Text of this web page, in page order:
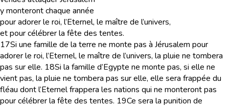
y monteront chaque année
pour adorer le roi, l’Eternel, le maître de l’univers,
et pour célébrer la fête des tentes.
17Si une famille de la terre ne monte pas à Jérusalem pour
adorer le roi, l’Eternel, le maître de l’univers, la pluie ne tombera
pas sur elle. 18Si la famille d’Egypte ne monte pas, si elle ne
vient pas, la pluie ne tombera pas sur elle, elle sera frappée du
fléau dont l’Eternel frappera les nations qui ne monteront pas
pour célébrer la fête des tentes. 19Ce sera la punition de